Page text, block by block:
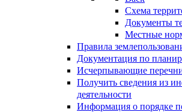
Схема
Документы
Местные
Правила
Документация по
Исчерпывающие перечни
Получить сведения из
деятельности
Информация о порядке